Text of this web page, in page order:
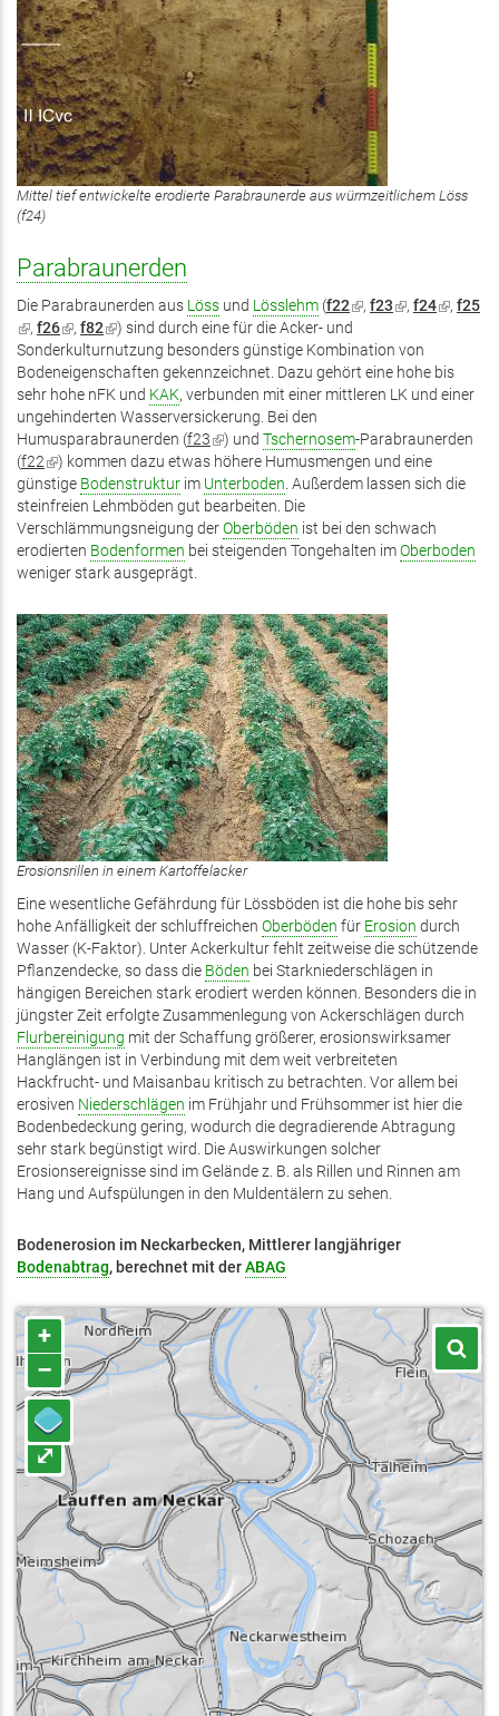
Mittel tief entwickelte erodierte Parabraunerde aus würmzeitlichem Löss
(f24)
Parabraunerden
Die Parabraunerden aus Löss und Lösslehm (f22(Link
ist
extern)
, f23(Link
extern)
, f24(Link
, f25
(Link
ist
extern)
, f26(Link
ist
extern)
, f82(Link
ist
extern)
) sind durch eine für die Acker- und
Sonderkulturnutzung besonders günstige Kombination von
Bodeneigenschaften gekennzeichnet. Dazu gehört eine hohe bis
sehr hohe nFK und KAK, verbunden mit einer mittleren LK und einer
ungehinderten Wasserversickerung. Bei den
Humusparabraunerden (f23(Link
ist
extern)
) und Tschernosem-Parabraunerden
(f22(Link
ist
extern)
) kommen dazu etwas höhere Humusmengen und eine
günstige Bodenstruktur im Unterboden. Außerdem lassen sich die
steinfreien Lehmböden gut bearbeiten. Die
Verschlämmungsneigung derOberböden ist bei den schwach
erodierten Bodenformen bei steigenden Tongehalten imOberboden
weniger stark ausgeprägt.
Erosionsrillen in einem Kartoffelacker
Eine wesentliche Gefährdung für Lössböden ist die hohe bis sehr
hohe Anfälligkeit der schluffreichen Oberböden für Erosion durch
Wasser (K-Faktor). Unter Ackerkultur fehlt zeitweise die schützende
Pflanzendecke, so dass die Böden bei Starkniederschlägen in
hängigen Bereichen stark erodiert werden können. Besonders die in
jüngster Zeit erfolgte Zusammenlegung von Ackerschlägen durch
Flurbereinigung mit der Schaffung größerer, erosionswirksamer
Hanglängen ist in Verbindung mit dem weit verbreiteten
Hackfrucht- und Maisanbau kritisch zu betrachten. Vor allem bei
erosiven Niederschlägen im Frühjahr und Frühsommer ist hier die
Bodenbedeckung gering, wodurch die degradierende Abtragung
sehr stark begünstigt wird. Die Auswirkungen solcher
Erosionsereignisse sind im Gelände z. B. als Rillen und Rinnen am
Hang und Aufspülungen in den Muldentälern zu sehen.
Bodenerosion im Neckarbecken, Mittlerer langjähriger
Bodenabtrag, berechnet mit derABAG
+
–
⤢